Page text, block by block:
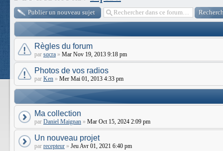
Publier un nouveau sujet
Règles du forum
par sqcra » Mar Nov 19, 2013 9:18 pm
Photos de vos radios
par Ken » Mer Mai 01, 2013 4:33 pm
Ma collection
par Daniel Maignan » Mar Oct 15, 2024 2:09 pm
Un nouveau projet
par recepteur » Jeu Avr 01, 2021 6:40 pm